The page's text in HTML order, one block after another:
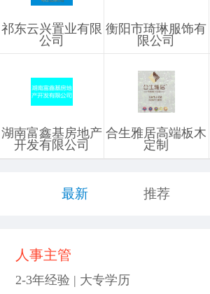
· 企业信息发布规则 [03-03]
祁东云兴置业有限
公司
衡阳市琦琳服饰有
限公司
湖南富鑫基房地产
开发有限公司
合生雅居高端板木
定制
最新 推荐
人事主管
2-3年经验 | 大专学历